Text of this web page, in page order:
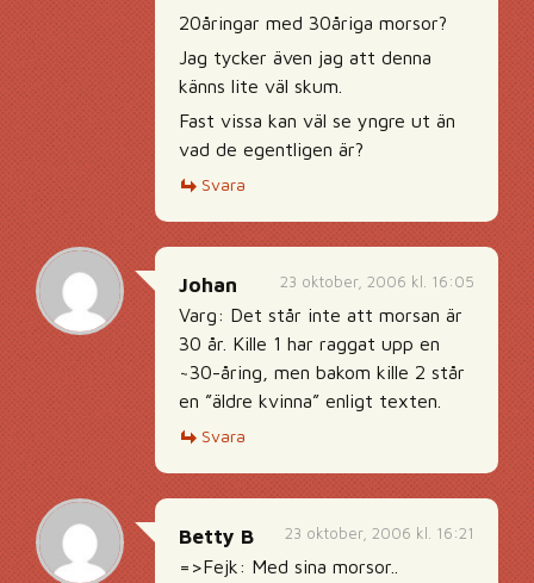
20åringar med 30åriga morsor?
Jag tycker även jag att denna
känns lite väl skum.
Fast vissa kan väl se yngre ut än
vad de egentligen är?
Svara
23 oktober, 2006 kl. 16:05
Johan
Varg: Det står inte att morsan är
30 år. Kille 1 har raggat upp en
~30-åring, men bakom kille 2 står
en ”äldre kvinna” enligt texten.
Svara
23 oktober, 2006 kl. 16:21
Betty B
=>Fejk: Med sina morsor..